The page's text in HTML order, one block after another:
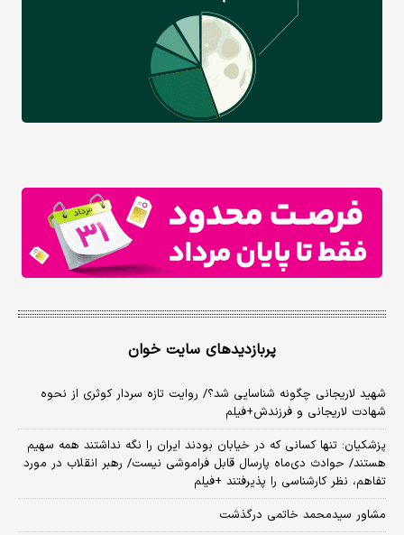
پربازدیدهای سایت خوان
شهید لاریجانی چگونه شناسایی شد؟/ روایت تازه سردار کوثری از نحوه
شهادت لاریجانی و فرزندش+فیلم
پزشکیان: تنها کسانی که در خیابان بودند ایران را نگه نداشتند همه سهیم
هستند/ حوادث دی‌ماه پارسال قابل فراموشی نیست/ رهبر انقلاب در مورد
تفاهم، نظر کارشناسی را پذیرفتند +فیلم
مشاور سیدمحمد خاتمی درگذشت